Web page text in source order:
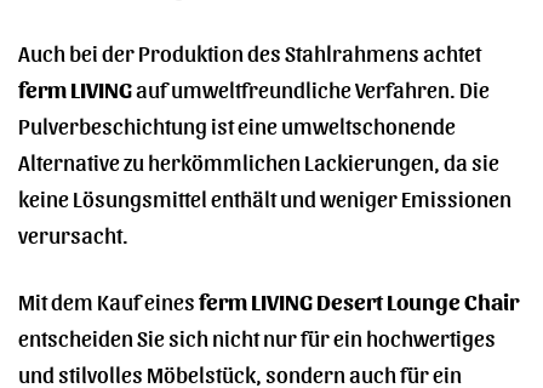
Auch bei der Produktion des Stahlrahmens achtet
ferm LIVINGauf umweltfreundliche Verfahren. Die
Pulverbeschichtung ist eine umweltschonende
Alternative zu herkömmlichen Lackierungen, da sie
keine Lösungsmittel enthält und weniger Emissionen
verursacht.
Mit dem Kauf einesferm LIVING Desert Lounge Chair
entscheiden Sie sich nicht nur für ein hochwertiges
und stilvolles Möbelstück, sondern auch für ein